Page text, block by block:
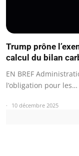
Trump prône
calcul du bilan
EN BREF
l’obligation pour les…
10 décembre 2025